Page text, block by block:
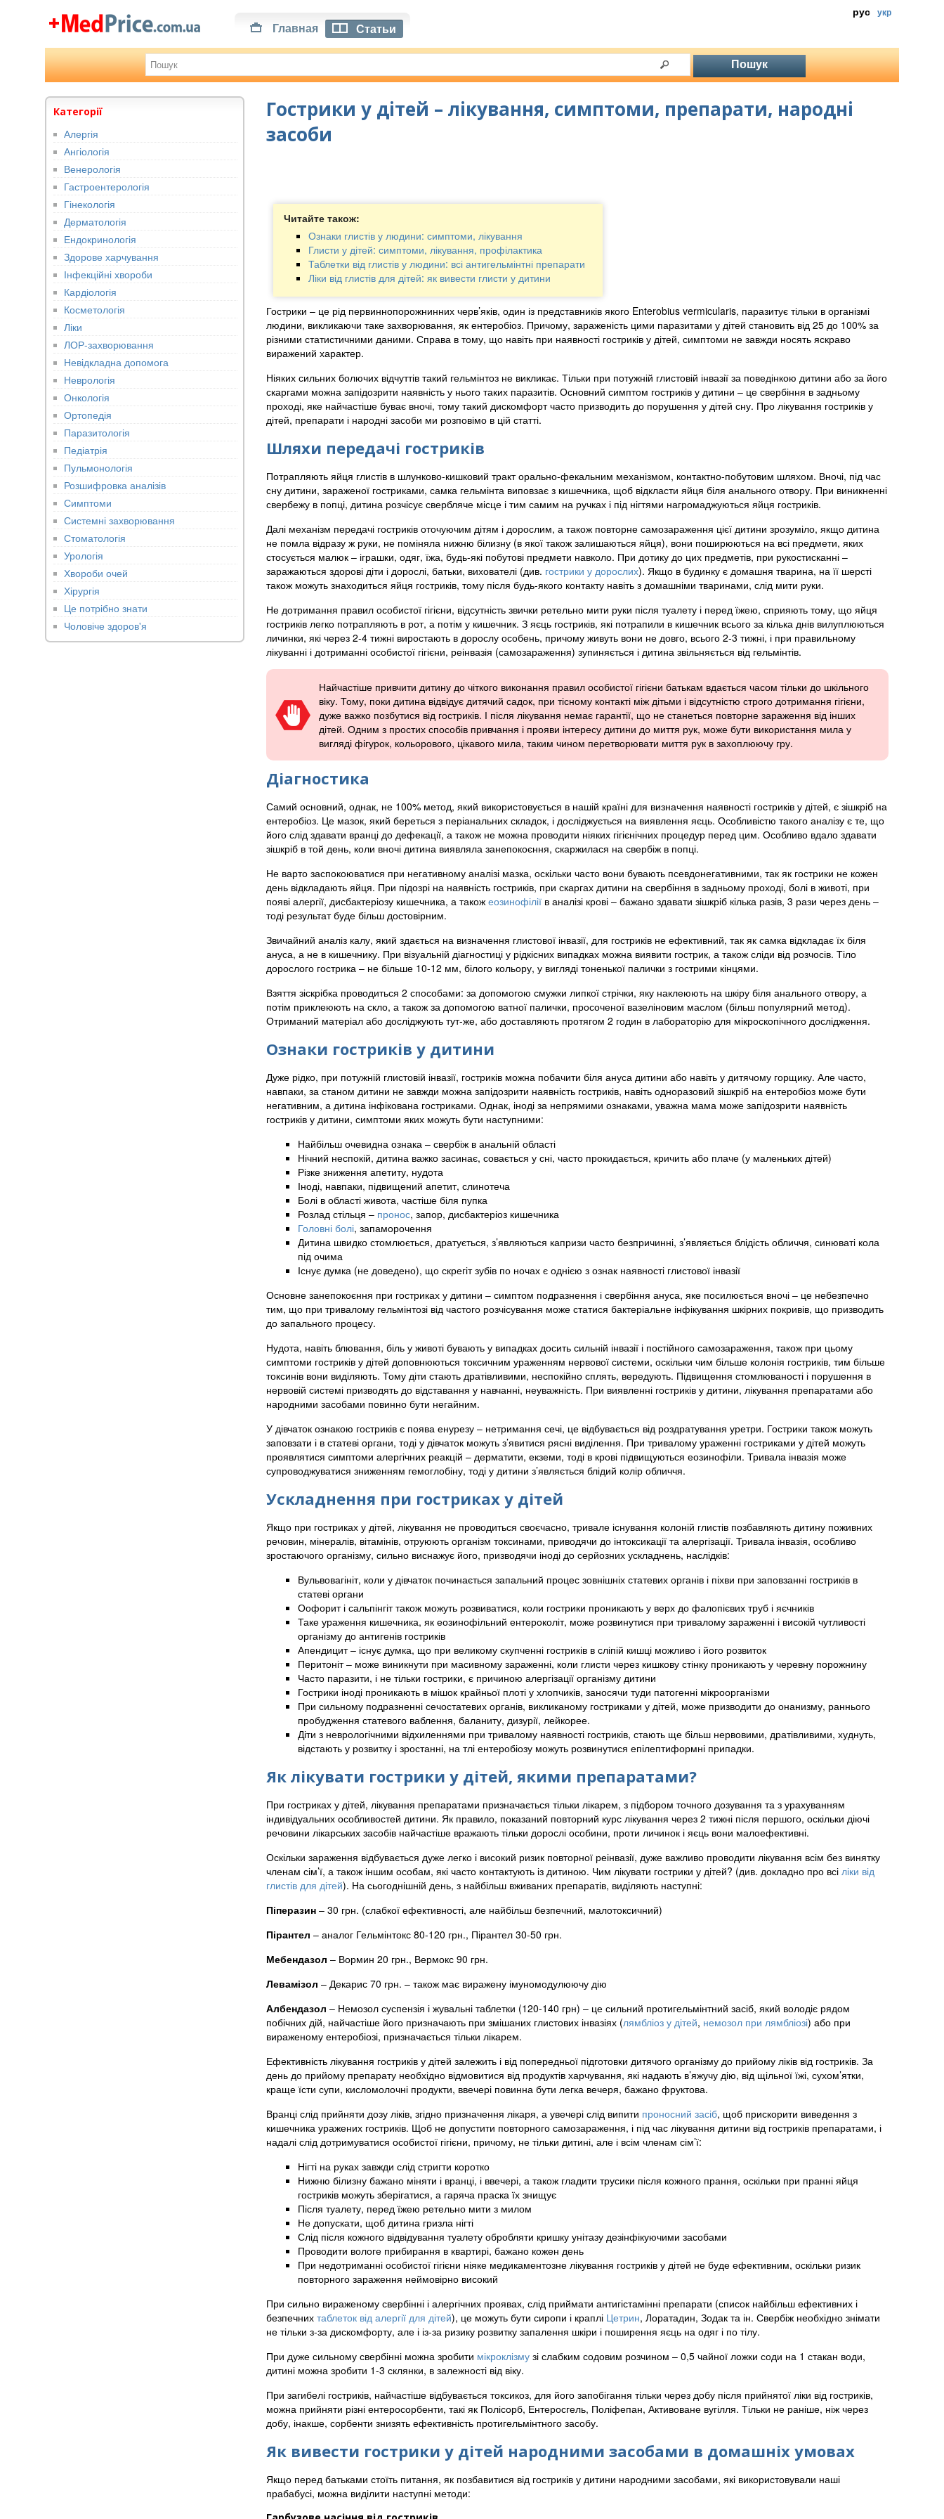
рус укр
Главная Статьи
Гострики у дітей – лікування, симптоми, препарати, народні
засоби
Читайте також:
Ознаки глистів у людини: симптоми, лікування
Глисти у дітей: симптоми, лікування, профілактика
Таблетки від глистів у людини: всі антигельмінтні препарати
Ліки від глистів для дітей: як вивести глисти у дитини
Гострики – це рід первиннопорожнинних черв’яків, один із представників якого Enterobius vermicularis, паразитує тільки в організмі
людини, викликаючи таке захворювання, як ентеробіоз. Причому, зараженість цими паразитами у дітей становить від 25 до 100% за
різними статистичними даними. Справа в тому, що навіть при наявності гостриків у дітей, симптоми не завжди носять яскраво
виражений характер.
Ніяких сильних болючих відчуттів такий гельмінтоз не викликає. Тільки при потужній глистовій інвазії за поведінкою дитини або за його
скаргами можна запідозрити наявність у нього таких паразитів. Основний симптом гостриків у дитини – це свербіння в задньому
проході, яке найчастіше буває вночі, тому такий дискомфорт часто призводить до порушення у дітей сну. Про лікування гостриків у
дітей, препарати і народні засоби ми розповімо в цій статті.
Шляхи передачі гостриків
Потрапляють яйця глистів в шлунково-кишковий тракт орально-фекальним механізмом, контактно-побутовим шляхом. Вночі, під час
сну дитини, зараженої гостриками, самка гельмінта виповзає з кишечника, щоб відкласти яйця біля анального отвору. При виникненні
свербежу в попці, дитина розчісує свербляче місце і тим самим на ручках і під нігтями нагромаджуються яйця гостриків.
Далі механізм передачі гостриків оточуючим дітям і дорослим, а також повторне самозараження цієї дитини зрозуміло, якщо дитина
не помла відразу ж руки, не поміняла нижню білизну (в якої також залишаються яйця), вони поширюються на всі предмети, яких
стосується малюк – іграшки, одяг, їжа, будь-які побутові предмети навколо. При дотику до цих предметів, при рукостисканні –
заражаються здорові діти і дорослі, батьки, вихователі (див. гострики у дорослих). Якщо в будинку є домашня тварина, на її шерсті
також можуть знаходиться яйця гостриків, тому після будь-якого контакту навіть з домашніми тваринами, слід мити руки.
Не дотримання правил особистої гігієни, відсутність звички ретельно мити руки після туалету і перед їжею, сприяють тому, що яйця
гостриків легко потрапляють в рот, а потім у кишечник. З яєць гостриків, які потрапили в кишечник всього за кілька днів вилуплюються
личинки, які через 2-4 тижні виростають в дорослу особень, причому живуть вони не довго, всього 2-3 тижні, і при правильному
лікуванні і дотриманні особистої гігієни, реінвазія (самозараження) зупиняється і дитина звільняється від гельмінтів.
Найчастіше привчити дитину до чіткого виконання правил особистої гігієни батькам вдається часом тільки до шкільного
віку. Тому, поки дитина відвідує дитячий садок, при тісному контакті між дітьми і відсутністю строго дотримання гігієни,
дуже важко позбутися від гостриків. І після лікування немає гарантії, що не станеться повторне зараження від інших
дітей. Одним з простих способів привчання і прояви інтересу дитини до миття рук, може бути використання мила у
вигляді фігурок, кольорового, цікавого мила, таким чином перетворювати миття рук в захоплюючу гру.
Діагностика
Самий основний, однак, не 100% метод, який використовується в нашій країні для визначення наявності гостриків у дітей, є зішкріб на
ентеробіоз. Це мазок, який береться з періанальних складок, і досліджується на виявлення яєць. Особливістю такого аналізу є те, що
його слід здавати вранці до дефекації, а також не можна проводити ніяких гігієнічних процедур перед цим. Особливо вдало здавати
зішкріб в той день, коли вночі дитина виявляла занепокоєння, скаржилася на свербіж в попці.
Не варто заспокоюватися при негативному аналізі мазка, оскільки часто вони бувають псевдонегативними, так як гострики не кожен
день відкладають яйця. При підозрі на наявність гостриків, при скаргах дитини на свербіння в задньому проході, болі в животі, при
появі алергії, дисбактеріозу кишечника, а також еозинофілії в аналізі крові – бажано здавати зішкріб кілька разів, 3 рази через день –
тоді результат буде більш достовірним.
Звичайний аналіз калу, який здається на визначення глистової інвазії, для гостриків не ефективний, так як самка відкладає їх біля
ануса, а не в кишечнику. При візуальній діагностиці у рідкісних випадках можна виявити гострик, а також сліди від розчосів. Тіло
дорослого гострика – не більше 10-12 мм, білого кольору, у вигляді тоненької палички з гострими кінцями.
Взяття зіскрібка проводиться 2 способами: за допомогою смужки липкої стрічки, яку наклеюють на шкіру біля анального отвору, а
потім приклеюють на скло, а також за допомогою ватної палички, просоченої вазеліновим маслом (більш популярний метод).
Отриманий матеріал або досліджують тут-же, або доставляють протягом 2 годин в лабораторію для мікроскопічного дослідження.
Ознаки гостриків у дитини
Дуже рідко, при потужній глистовій інвазії, гостриків можна побачити біля ануса дитини або навіть у дитячому горщику. Але часто,
навпаки, за станом дитини не завжди можна запідозрити наявність гостриків, навіть одноразовий зішкріб на ентеробіоз може бути
негативним, а дитина інфікована гостриками. Однак, іноді за непрямими ознаками, уважна мама може запідозрити наявність
гостриків у дитини, симптоми яких можуть бути наступними:
Найбільш очевидна ознака – свербіж в анальній області
Нічний неспокій, дитина важко засинає, совається у сні, часто прокидається, кричить або плаче (у маленьких дітей)
Різке зниження апетиту, нудота
Іноді, навпаки, підвищений апетит, слинотеча
Болі в області живота, частіше біля пупка
Розлад стільця – пронос, запор, дисбактеріоз кишечника
Головні болі, запаморочення
Дитина швидко стомлюється, дратується, з’являються капризи часто безпричинні, з’являється блідість обличчя, синюваті кола
під очима
Існує думка (не доведено), що скрегіт зубів по ночах є однією з ознак наявності глистової інвазії
Основне занепокоєння при гостриках у дитини – симптом подразнення і свербіння ануса, яке посилюється вночі – це небезпечно
тим, що при тривалому гельмінтозі від частого розчісування може статися бактеріальне інфікування шкірних покривів, що призводить
до запального процесу.
Нудота, навіть блювання, біль у животі бувають у випадках досить сильній інвазії і постійного самозараження, також при цьому
симптоми гостриків у дітей доповнюються токсичним ураженням нервової системи, оскільки чим більше колонія гостриків, тим більше
токсинів вони виділяють. Тому діти стають дратівливими, неспокійно сплять, вередують. Підвищення стомлюваності і порушення в
нервовій системі призводять до відставання у навчанні, неуважність. При виявленні гостриків у дитини, лікування препаратами або
народними засобами повинно бути негайним.
У дівчаток ознакою гостриків є поява енурезу – нетримання сечі, це відбувається від роздратування уретри. Гострики також можуть
заповзати і в статеві органи, тоді у дівчаток можуть з’явитися рясні виділення. При тривалому ураженні гостриками у дітей можуть
проявлятися симптоми алергічних реакцій – дерматити, екземи, тоді в крові підвищуються еозинофіли. Тривала інвазія може
супроводжуватися зниженням гемоглобіну, тоді у дитини з’являється блідий колір обличчя.
Ускладнення при гостриках у дітей
Якщо при гостриках у дітей, лікування не проводиться своєчасно, тривале існування колоній глистів позбавляють дитину поживних
речовин, мінералів, вітамінів, отруюють організм токсинами, приводячи до інтоксикації та алергізації. Тривала інвазія, особливо
зростаючого організму, сильно виснажує його, призводячи іноді до серйозних ускладнень, наслідків:
Вульвовагініт, коли у дівчаток починається запальний процес зовнішніх статевих органів і піхви при заповзанні гостриків в
статеві органи
Оофорит і сальпінгіт також можуть розвиватися, коли гострики проникають у верх до фалопієвих труб і яєчників
Таке ураження кишечника, як еозинофільний ентероколіт, може розвинутися при тривалому зараженні і високій чутливості
організму до антигенів гостриків
Апендицит – існує думка, що при великому скупченні гостриків в сліпій кишці можливо і його розвиток
Перитоніт – може виникнути при масивному зараженні, коли глисти через кишкову стінку проникають у черевну порожнину
Часто паразити, і не тільки гострики, є причиною алергізації організму дитини
Гострики іноді проникають в мішок крайньої плоті у хлопчиків, заносячи туди патогенні мікроорганізми
При сильному подразненні сечостатевих органів, викликаному гостриками у дітей, може призводити до онанизму, раннього
пробудження статевого ваблення, баланиту, дизурії, лейкорее.
Діти з неврологічними відхиленнями при тривалому наявності гостриків, стають ще більш нервовими, дратівливими, худнуть,
відстають у розвитку і зростанні, на тлі ентеробіозу можуть розвинутися епілептиформні припадки.
Як лікувати гострики у дітей, якими препаратами?
При гостриках у дітей, лікування препаратами призначається тільки лікарем, з підбором точного дозування та з урахуванням
індивідуальних особливостей дитини. Як правило, показаний повторний курс лікування через 2 тижні після першого, оскільки діючі
речовини лікарських засобів найчастіше вражають тільки дорослі особини, проти личинок і яєць вони малоефективні.
Оскільки зараження відбувається дуже легко і високий ризик повторної реінвазії, дуже важливо проводити лікування всім без винятку
членам сім’ї, а також іншим особам, які часто контактують із дитиною. Чим лікувати гострики у дітей? (див. докладно про всі ліки від
глистів для дітей). На сьогоднішній день, з найбільш вживаних препаратів, виділяють наступні:
Піперазин – 30 грн. (слабкої ефективності, але найбільш безпечний, малотоксичний)
Пірантел – аналог Гельмінтокс 80-120 грн., Пірантел 30-50 грн.
Мебендазол – Вормин 20 грн., Вермокс 90 грн.
Левамізол – Декарис 70 грн. – також має виражену імуномодулюючу дію
Албендазол – Немозол суспензія і жувальні таблетки (120-140 грн) – це сильний протигельмінтний засіб, який володіє рядом
побічних дій, найчастіше його призначають при змішаних глистових інвазіях (лямбліоз у дітей, немозол при лямбліозі) або при
вираженому ентеробіозі, призначається тільки лікарем.
Ефективність лікування гостриків у дітей залежить і від попередньої підготовки дитячого організму до прийому ліків від гостриків. За
день до прийому препарату необхідно відмовитися від продуктів харчування, які надають в’яжучу дію, від щільної їжі, сухом’ятки,
краще їсти супи, кисломолочні продукти, ввечері повинна бути легка вечеря, бажано фруктова.
Вранці слід прийняти дозу ліків, згідно призначення лікаря, а увечері слід випити проносний засіб, щоб прискорити виведення з
кишечника уражених гостриків. Щоб не допустити повторного самозараження, і під час лікування дитини від гостриків препаратами, і
надалі слід дотримуватися особистої гігієни, причому, не тільки дитині, але і всім членам сім’ї:
Нігті на руках завжди слід стригти коротко
Нижню білизну бажано міняти і вранці, і ввечері, а також гладити трусики після кожного прання, оскільки при пранні яйця
гостриків можуть зберігатися, а гаряча праска їх знищує
Після туалету, перед їжею ретельно мити з милом
Не допускати, щоб дитина гризла нігті
Слід після кожного відвідування туалету обробляти кришку унітазу дезінфікуючими засобами
Проводити вологе прибирання в квартирі, бажано кожен день
При недотриманні особистої гігієни ніяке медикаментозне лікування гостриків у дітей не буде ефективним, оскільки ризик
повторного зараження неймовірно високий
При сильно вираженому свербінні і алергічних проявах, слід приймати антигістамінні препарати (список найбільш ефективних і
безпечних таблеток від алергії для дітей), це можуть бути сиропи і краплі Цетрин, Лоратадин, Зодак та ін. Свербіж необхідно знімати
не тільки з-за дискомфорту, але і із-за ризику розвитку запалення шкіри і поширення яєць на одяг і по тілу.
При дуже сильному свербінні можна зробити мікроклізму зі слабким содовим розчином – 0,5 чайної ложки соди на 1 стакан води,
дитині можна зробити 1-3 склянки, в залежності від віку.
При загибелі гостриків, найчастіше відбувається токсикоз, для його запобігання тільки через добу після прийнятої ліки від гостриків,
можна прийняти різні ентеросорбенти, такі як Полісорб, Ентеросгель, Поліфепан, Активоване вугілля. Тільки не раніше, ніж через
добу, інакше, сорбенти знизять ефективність протигельмінтного засобу.
Як вивести гострики у дітей народними засобами в домашніх умовах
Якщо перед батьками стоїть питання, як позбавитися від гостриків у дитини народними засобами, які використовували наші
прабабусі, можна виділити наступні методи:
Категорії
Алергія
Ангіологія
Венерологія
Гастроентерологія
Гінекологія
Дерматологія
Ендокринологія
Здорове харчування
Інфекційні хвороби
Кардіологія
Косметологія
Ліки
ЛОР-захворювання
Невідкладна допомога
Неврологія
Онкологія
Ортопедія
Паразитологія
Педіатрія
Пульмонологія
Розшифровка аналізів
Симптоми
Системні захворювання
Стоматологія
Урологія
Хвороби очей
Хірургія
Це потрібно знати
Чоловіче здоров'я